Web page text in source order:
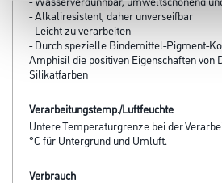
- Alkaliresistent, daher unverseifbar
- Leicht zu verarbeiten
- Durch spezielle Bindemittel-Pigment-
Amphisil die positiven Eigenschaften von
Silikat­farben
Verarbeitungstemp./Luftfeuchte
Untere Temperaturgrenze bei der
°C für Untergrund und Umluft.
Verbrauch